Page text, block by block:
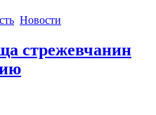
Новости
стрежевчанин